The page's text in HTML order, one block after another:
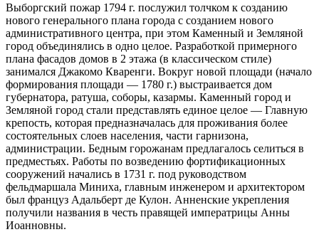
Выборгский пожар 1794 г. послужил толчком к созданию
нового генерального плана города с созданием нового
административного центра, при этом Каменный и Земляной
город объединялись в одно целое. Разработкой примерного
плана фасадов домов в 2 этажа (в классическом стиле)
занимался Джакомо Кваренги. Вокруг новой площади (начало
формирования площади — 1780 г.) выстраивается дом
губернатора, ратуша, соборы, казармы. Каменный город и
Земляной город стали представлять единое целое — Главную
крепость, которая предназначалась для проживания более
состоятельных слоев населения, части гарнизона,
администрации. Бедным горожанам предлагалось селиться в
предместьях. Работы по возведению фортификационных
сооружений начались в 1731 г. под руководством
фельдмаршала Миниха, главным инженером и архитектором
был француз Адальберт де Кулон. Анненские укрепления
получили названия в честь правящей императрицы Анны
Иоанновны.